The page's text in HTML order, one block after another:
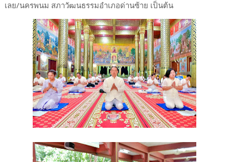
เลย/นครพนม สภาวัฒนธรรมอำเภอด่านซ้าย เป็นต้น